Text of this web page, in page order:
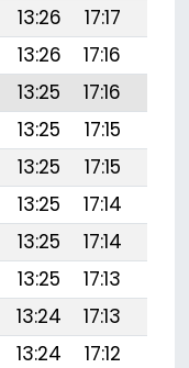
13:26 17:17
13:26 17:16
13:25 17:16
13:25 17:15
13:25 17:15
13:25 17:14
13:25 17:14
13:25 17:13
13:24 17:13
13:24 17:12